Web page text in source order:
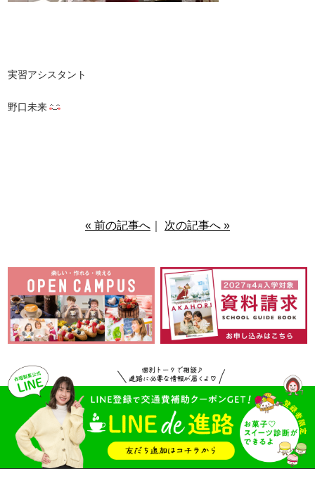
実習アシスタント
野口未来
« 前の記事へ 次の記事へ »